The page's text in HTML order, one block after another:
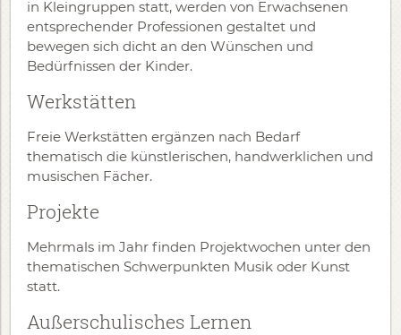
in Kleingruppen statt, werden von Erwachsenen
entsprechender Professionen gestaltet und
bewegen sich dicht an den Wünschen und
Bedürfnissen der Kinder.
Werkstätten
Freie Werkstätten ergänzen nach Bedarf
thematisch die künstlerischen, handwerklichen und
musischen Fächer.
Projekte
Mehrmals im Jahr finden Projektwochen unter den
thematischen Schwerpunkten Musik oder Kunst
statt.
Außerschulisches Lernen